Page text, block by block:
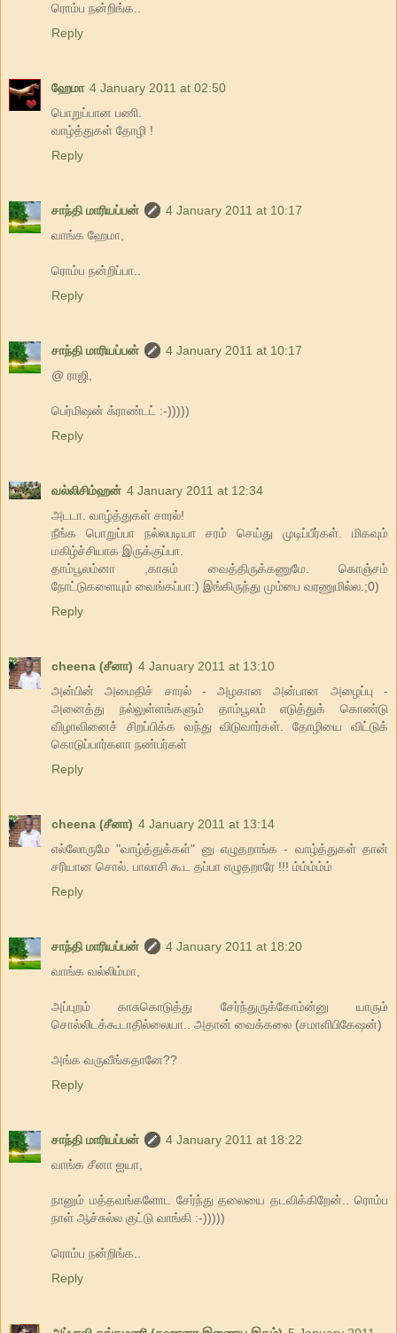
ரொம்ப நன்றிங்க..
Reply
ஹேமா 4 January 2011 at 02:50
பொறுப்பான பணி.
வாழ்த்துகள் தோழி !
Reply
சாந்தி மாரியப்பன்
4 January 2011 at 10:17
வாங்க ஹேமா,
ரொம்ப நன்றிப்பா..
Reply
சாந்தி மாரியப்பன்
4 January 2011 at 10:17
@ ராஜி,
பெர்மிஷன் க்ராண்டட் :-)))))
Reply
வல்லிசிம்ஹன் 4 January 2011 at 12:34
அடடா. வாழ்த்துகள் சாரல்!
நீங்க பொறுப்பா நல்லபடியா சரம் செய்து முடிப்பீர்கள். மிகவும்
மகிழ்ச்சியாக இருக்குப்பா.
தாம்பூலம்னா ,காசும் வைத்திருக்கணுமே. கொஞ்சம்
நோட்டுகளையும் வைங்கப்பா:) இங்கிருந்து மும்பை வரணுமில்ல.;0)
Reply
cheena (சீனா) 4 January 2011 at 13:10
அன்பின் அமைதிச் சாரல் - அழகான அன்பான அழைப்பு -
அனைத்து நல்லுள்ளங்களும் தாம்பூலம் எடுத்துக் கொண்டு
விழாவினைச் சிறப்பிக்க வந்து விடுவார்கள். தோழியை விட்டுக்
கொடுப்பார்களா நண்பர்கள்
Reply
cheena (சீனா) 4 January 2011 at 13:14
எல்லோருமே "வாழ்த்துக்கள்" னு எழுதறாங்க - வாழ்த்துகள் தான்
சரியான சொல். பாலாசி கூட தப்பா எழுதறாரே !!! ம்ம்ம்ம்ம்
Reply
சாந்தி மாரியப்பன்
4 January 2011 at 18:20
வாங்க வல்லிம்மா,
அப்புறம் காசுகொடுத்து சேர்ந்துருக்கோம்ன்னு யாரும்
சொல்லிடக்கூடாதில்லையா.. அதான் வைக்கலை (சமாளிபிகேஷன்)
அங்க வருவீங்கதானே??
Reply
சாந்தி மாரியப்பன்
4 January 2011 at 18:22
வாங்க சீனா ஐயா,
நானும் மத்தவங்களோட சேர்ந்து தலையை தடவிக்கிறேன்.. ரொம்ப
நாள் ஆச்சுல்ல குட்டு வாங்கி :-)))))
ரொம்ப நன்றிங்க..
Reply